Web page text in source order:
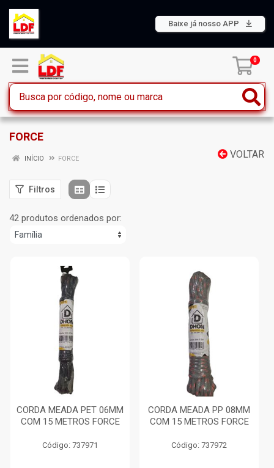
Baixe já nosso APP
0
FORCE
VOLTAR
INÍCIO FORCE
Filtros
42 produtos ordenados por:
CORDA MEADA PET 06MM
COM 15 METROS FORCE
Código: 737971
CORDA MEADA PP 08MM
COM 15 METROS FORCE
Código: 737972